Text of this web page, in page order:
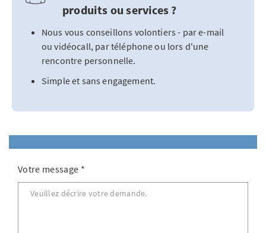
produits ou services ?
Nous vous conseillons volontiers - par e-mail
ou vidéocall, par téléphone ou lors d'une
rencontre personnelle.
Simple et sans engagement.
Votre message *